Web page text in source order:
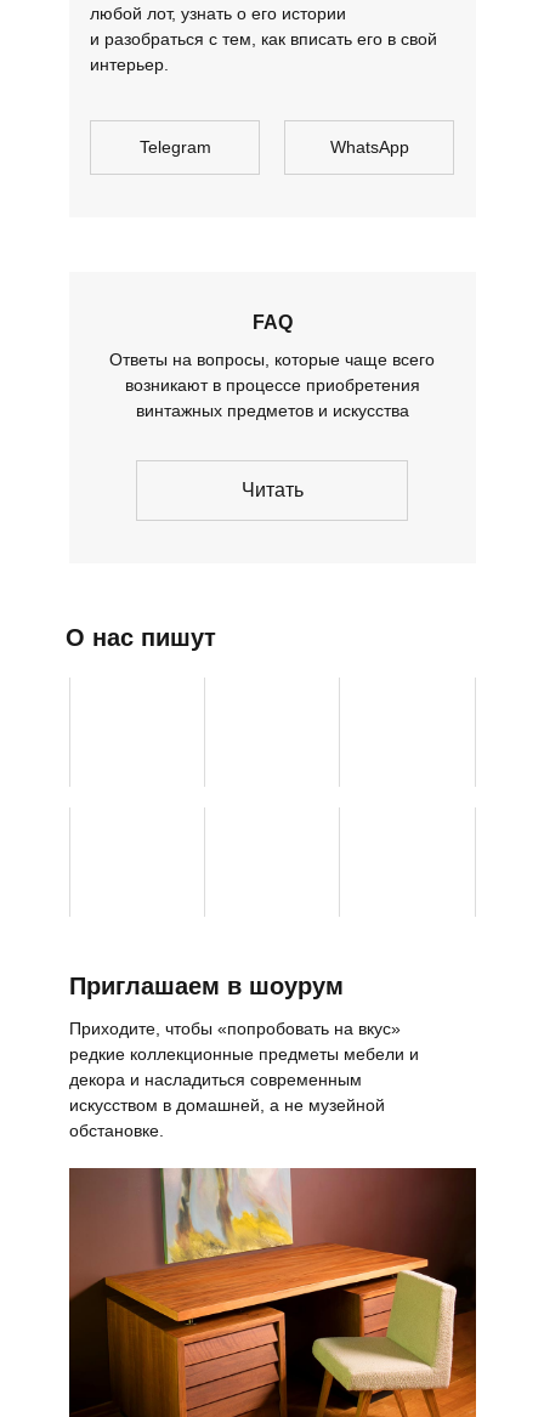
Telegram WhatsApp
любой лот, узнать о его истории
и разобраться с тем, как вписать его в свой
интерьер.
FAQ
Ответы на вопросы, которые чаще всего
возникают в процессе приобретения
винтажных предметов и искусства
Приглашаем в шоурум
Читать
О нас пишут
Приходите, чтобы «попробовать на вкус»
редкие коллекционные предметы мебели и
декора и насладиться современным
искусством в домашней, а не музейной
обстановке.